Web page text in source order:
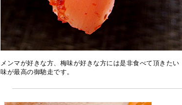
メンマが好きな方、梅味が好きな方には是非食べて頂きた
味が最高の御馳走です。